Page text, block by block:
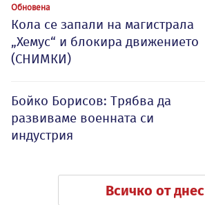
Обновена
Кола се запали на магистрала
„Хемус“ и блокира движението
(СНИМКИ)
Бойко Борисов: Трябва да
развиваме военната си
индустрия
Всичко от днес